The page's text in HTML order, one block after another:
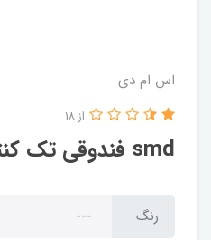
اس ام دی
smd فندوقی تک کنتاک 144 تایی
از 18
رنگ